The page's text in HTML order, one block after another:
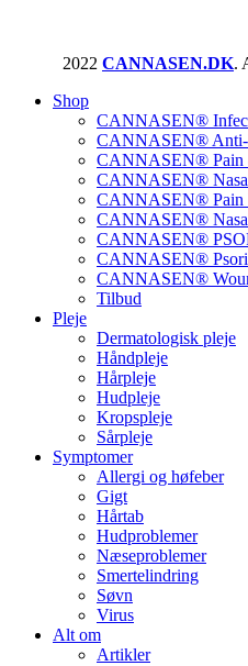
2022 CANNASEN.DK.
Shop
CANNASEN®
CANNASEN® Anti-
CANNASEN® Pain
CANNASEN®
CANNASEN® Pain
CANNASEN®
CANNASEN®
CANNASEN®
CANNASEN®
Tilbud
Pleje
Dermatologisk pleje
Håndpleje
Hårpleje
Hudpleje
Kropspleje
Sårpleje
Symptomer
Allergi og høfeber
Gigt
Hårtab
Hudproblemer
Næseproblemer
Smertelindring
Søvn
Virus
Alt om
Artikler